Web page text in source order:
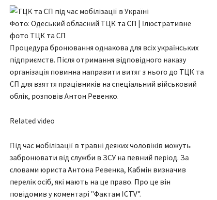
Фото: Одеський обласний ТЦК та СП | Ілюстративне
фото ТЦК та СП
Процедура бронювання однакова для всіх українських
підприємств. Після отримання відповідного наказу
організація повинна направити витяг з нього до ТЦК та
СП для взяття працівників на спеціальний військовий
облік, розповів Антон Ревенко.
Related video
Під час мобілізації в травні деяких чоловіків можуть
забронювати від служби в ЗСУ на певний період. За
словами юриста Антона Ревенка, Кабмін визначив
перелік осіб, які мають на це право. Про це він
повідомив у коментарі "Фактам ICTV".